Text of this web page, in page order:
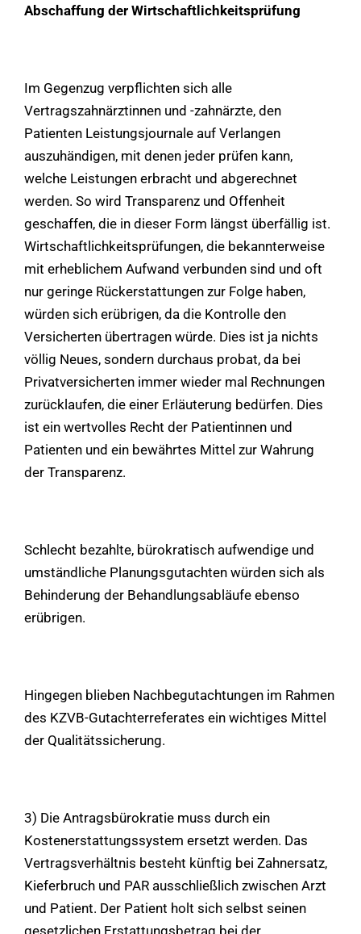
Abschaffung der Wirtschaftlichkeitsprüfung
Im Gegenzug verpflichten sich alle
Vertragszahnärztinnen und -zahnärzte, den
Patienten Leistungsjournale auf Verlangen
auszuhändigen, mit denen jeder prüfen kann,
welche Leistungen erbracht und abgerechnet
werden. So wird Transparenz und Offenheit
geschaffen, die in dieser Form längst überfällig ist.
Wirtschaftlichkeitsprüfungen, die bekannterweise
mit erheblichem Aufwand verbunden sind und oft
nur geringe Rückerstattungen zur Folge haben,
würden sich erübrigen, da die Kontrolle den
Versicherten übertragen würde. Dies ist ja nichts
völlig Neues, sondern durchaus probat, da bei
Privatversicherten immer wieder mal Rechnungen
zurücklaufen, die einer Erläuterung bedürfen. Dies
ist ein wertvolles Recht der Patientinnen und
Patienten und ein bewährtes Mittel zur Wahrung
der Transparenz.
Schlecht bezahlte, bürokratisch aufwendige und
umständliche Planungsgutachten würden sich als
Behinderung der Behandlungsabläufe ebenso
erübrigen.
Hingegen blieben Nachbegutachtungen im Rahmen
des KZVB-Gutachterreferates ein wichtiges Mittel
der Qualitätssicherung.
3) Die Antragsbürokratie muss durch ein
Kostenerstattungssystem ersetzt werden. Das
Vertragsverhältnis besteht künftig bei Zahnersatz,
Kieferbruch und PAR ausschließlich zwischen Arzt
und Patient. Der Patient holt sich selbst seinen
gesetzlichen Erstattungsbetrag bei der